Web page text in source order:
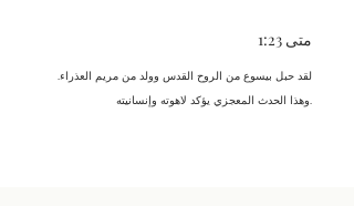
متى 1:23
لقد حبل بيسوع من الروح القدس وولد من مريم العذراء.
وهذا الحدث المعجزي يؤكد لاهوته وإنسانيته.